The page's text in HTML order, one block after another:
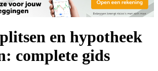
en hypotheek
complete gids